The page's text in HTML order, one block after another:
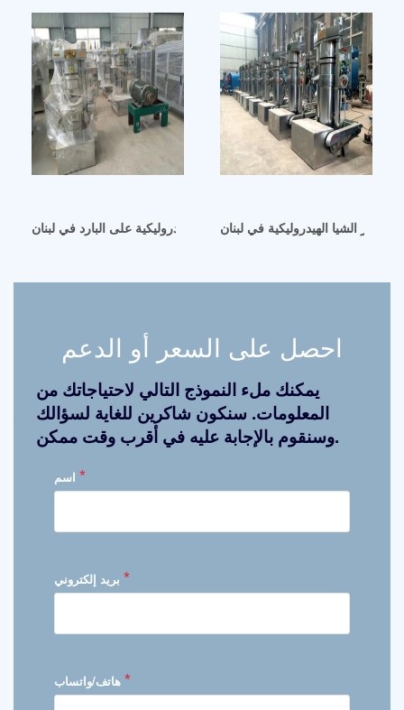
آلة استخلاص زيت جوز الهند الهيدروليكية على البارد في لبنان
جوز الشيا الهيدروليكية في لبنان
احصل على السعر أو الدعم
يمكنك ملء النموذج التالي لاحتياجاتك من
المعلومات. سنكون شاكرين للغاية لسؤالك
وسنقوم بالإجابة عليه في أقرب وقت ممكن.
*
*
*